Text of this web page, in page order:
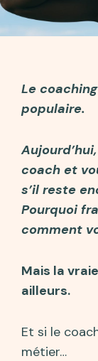
Le
populaire.
coach et
s’il reste
Pourquoi
comment
Mais la
ailleurs.
Et si le
métier…